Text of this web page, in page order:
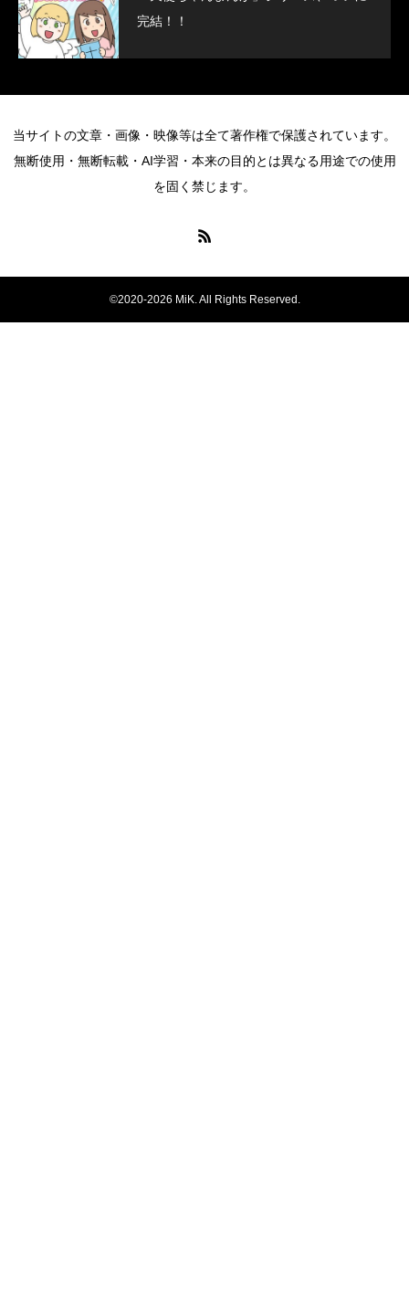
完結！！
当サイトの文章・画像・映像等は全て著作権で保護されています。
無断使用・無断転載・AI学習・本来の目的とは異なる用途での使用
を固く禁じます。
©2020-2026 MiK. All Rights Reserved.